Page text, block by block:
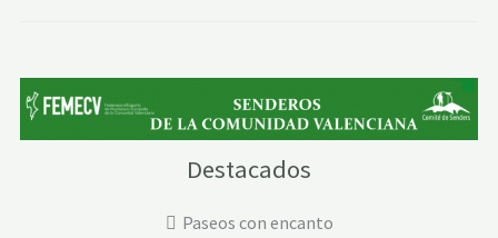
Destacados
Paseos con encanto